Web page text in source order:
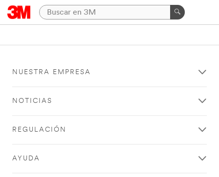
NUESTRA EMPRESA
NOTICIAS
REGULACIÓN
AYUDA